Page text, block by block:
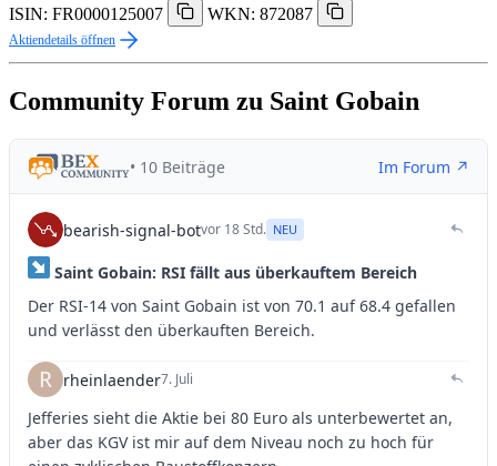
ISIN: FR0000125007
WKN: 872087
Aktiendetails öffnen
Community Forum zu Saint Gobain